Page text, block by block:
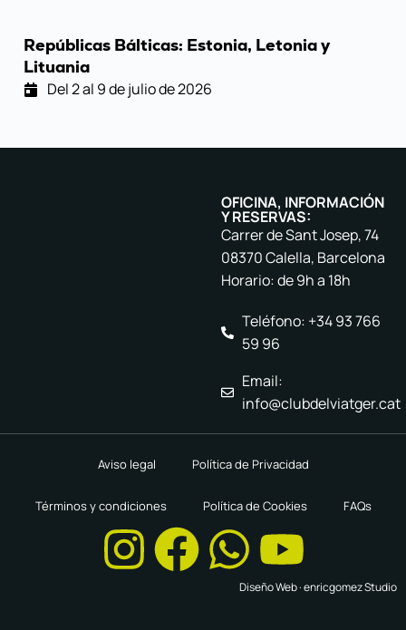
Repúblicas Bálticas: Estonia, Letonia y
Lituania
Del 2 al 9 de julio de 2026
OFICINA, INFORMACIÓN
Y RESERVAS:
Carrer de Sant Josep, 74
08370 Calella, Barcelona
Horario: de 9h a 18h
Teléfono: +34 93 766
59 96
Email:
info@clubdelviatger.cat
Aviso legal Política de Privacidad
Términos y condiciones Política de Cookies FAQs
Diseño Web ·enricgomez Studio